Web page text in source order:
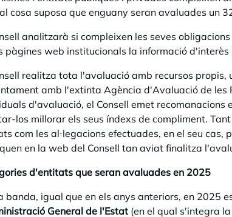
cosa suposa que enguany seran avaluades un
analitzarà si compleixen les seves
pàgines web institucionals la informació
realitza tota l'avaluació amb recursos
amb l'extinta Agència d'Avaluació de les
d'avaluació, el Consell emet
los millorar els seus índexs de compliment.
com les al·legacions efectuades, en el seu
en la web del Consell tan aviat finalitza
d'entitats que seran avaluades en 2025
banda, igual que en els anys anteriors, en 2025
General de l'Estat (en el qual s'integra